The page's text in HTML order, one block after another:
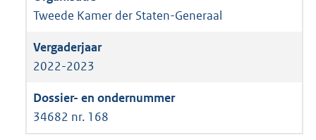
Tweede Kamer der Staten-Generaal
2022-2023
34682 nr. 168